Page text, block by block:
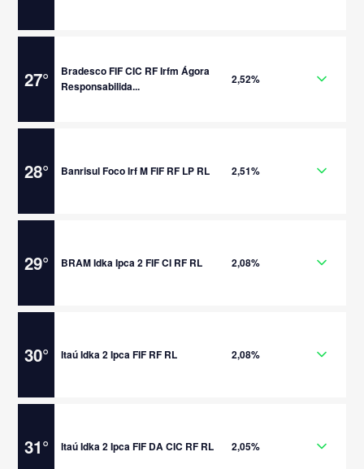
27°
Bradesco FIF CIC RF Irfm Ágora
Responsabilida...
2,52%
28° Banrisul Foco Irf M FIF RF LP RL 2,51%
29° BRAM Idka Ipca 2 FIF CI RF RL 2,08%
30° Itaú Idka 2 Ipca FIF RF RL 2,08%
31° Itaú Idka 2 Ipca FIF DA CIC RF RL 2,05%